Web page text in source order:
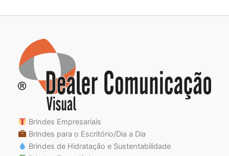
Brindes Empresariais
Brindes para o Escritório/Dia a Dia
Brindes de Hidratação e Sustentabilidade